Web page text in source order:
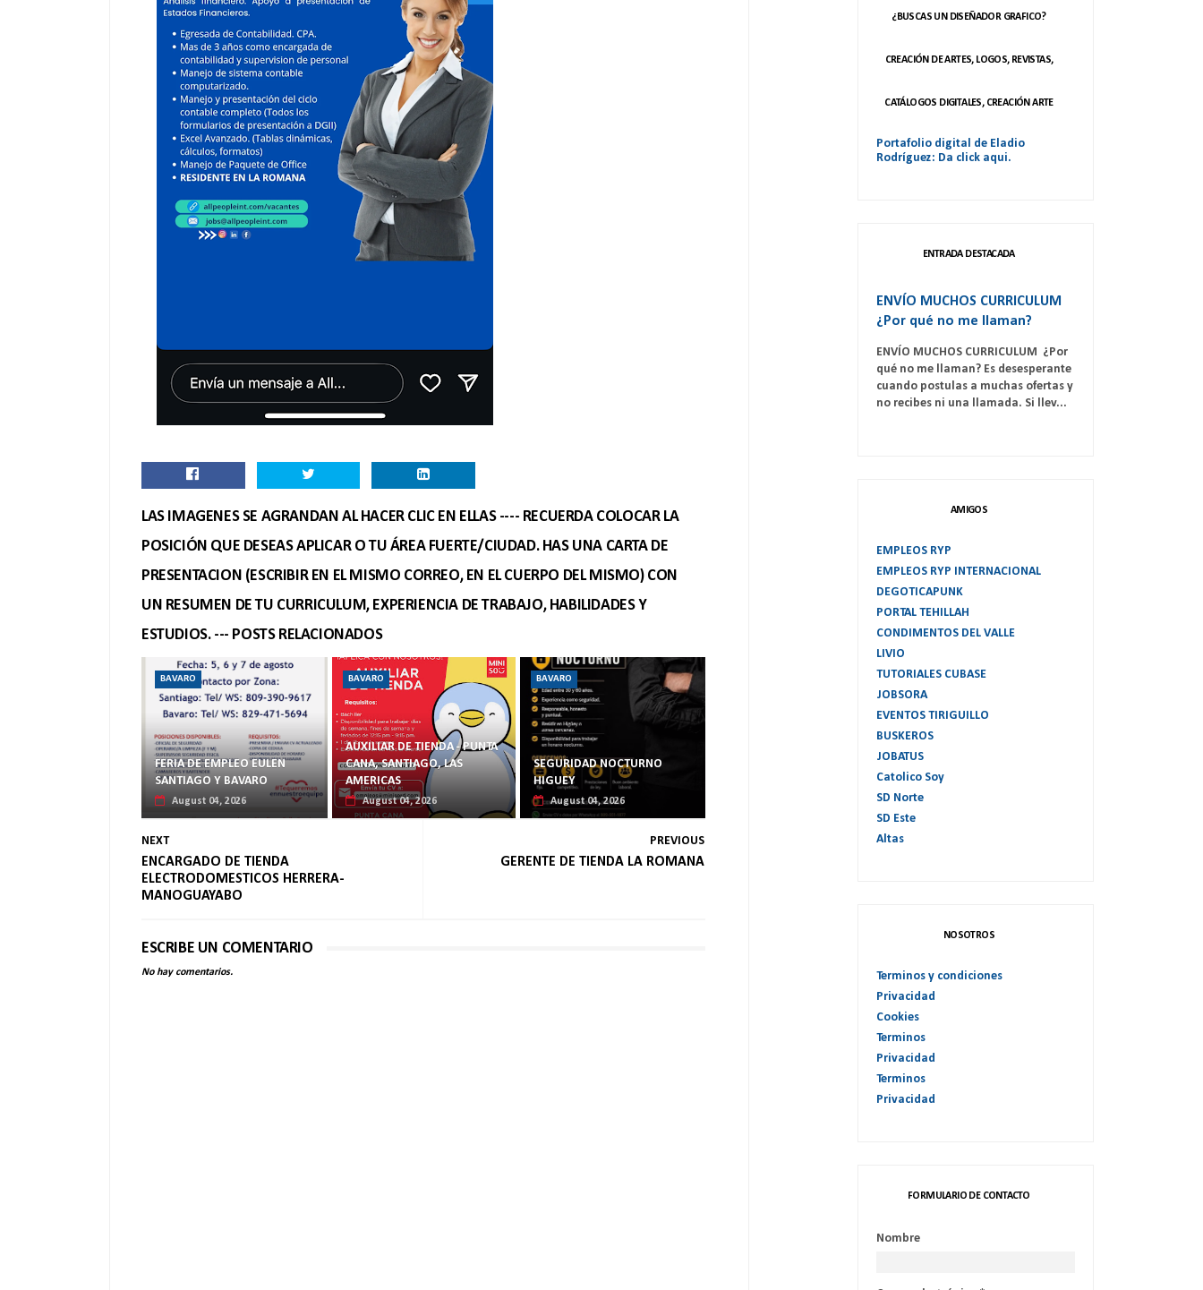
LAS IMAGENES SE AGRANDAN AL HACER CLIC EN ELLAS ---- RECUERDA COLOCAR LA
POSICIÓN QUE DESEAS APLICAR O TU ÁREA FUERTE/CIUDAD. HAS UNA CARTA DE
PRESENTACION (ESCRIBIR EN EL MISMO CORREO, EN EL CUERPO DEL MISMO) CON
UN RESUMEN DE TU CURRICULUM, EXPERIENCIA DE TRABAJO, HABILIDADES Y
ESTUDIOS. --- POSTS RELACIONADOS
BAVARO
FERIA DE EMPLEO EULEN
SANTIAGO Y BAVARO
August 04, 2026
BAVARO
AUXILIAR DE TIENDA - PUNTA
CANA, SANTIAGO, LAS
AMERICAS
August 04, 2026
BAVARO
SEGURIDAD NOCTURNO
HIGUEY
August 04, 2026
NEXT
ENCARGADO DE TIENDA
ELECTRODOMESTICOS HERRERA-
MANOGUAYABO
PREVIOUS
GERENTE DE TIENDA LA ROMANA
ESCRIBE UN COMENTARIO
No hay comentarios.
¿BUSCAS UN DISEÑADOR GRAFICO?
CREACIÓN DE ARTES, LOGOS, REVISTAS,
CATÁLOGOS DIGITALES, CREACIÓN ARTE
Portafolio digital de Eladio
Rodríguez: Da click aqui.
ENTRADA DESTACADA
ENVÍO MUCHOS CURRICULUM
¿Por qué no me llaman?
ENVÍO MUCHOS CURRICULUM ¿Por
qué no me llaman? Es desesperante
cuando postulas a muchas ofertas y
no recibes ni una llamada. Si llev...
AMIGOS
EMPLEOS RYP
EMPLEOS RYP INTERNACIONAL
DEGOTICAPUNK
PORTAL TEHILLAH
CONDIMENTOS DEL VALLE
LIVIO
TUTORIALES CUBASE
JOBSORA
EVENTOS TIRIGUILLO
BUSKEROS
JOBATUS
Catolico Soy
SD Norte
SD Este
Altas
NOSOTROS
Terminos y condiciones
Privacidad
Cookies
Terminos
Privacidad
Terminos
Privacidad
FORMULARIO DE CONTACTO
Nombre